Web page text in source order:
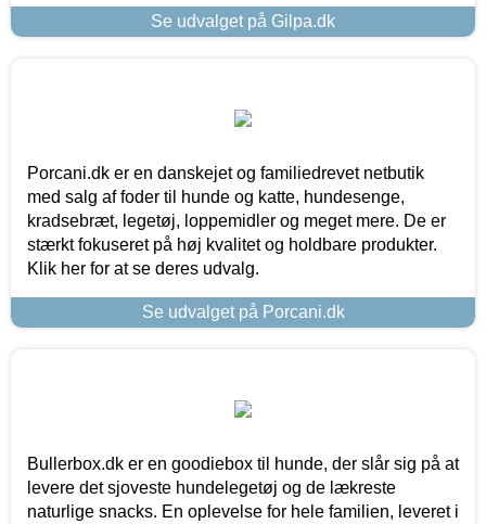
Se udvalget på Gilpa.dk
Porcani.dk er en danskejet og familiedrevet netbutik
med salg af foder til hunde og katte, hundesenge,
kradsebræt, legetøj, loppemidler og meget mere. De er
stærkt fokuseret på høj kvalitet og holdbare produkter.
Klik her for at se deres udvalg.
Se udvalget på Porcani.dk
Bullerbox.dk er en goodiebox til hunde, der slår sig på at
levere det sjoveste hundelegetøj og de lækreste
naturlige snacks. En oplevelse for hele familien, leveret i